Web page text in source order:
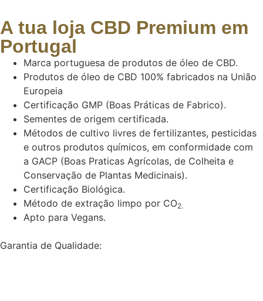
A tua loja CBD Premium em
Portugal
Marca portuguesa de produtos de óleo de CBD.
Produtos de óleo de CBD 100% fabricados na União
Europeia
Certificação GMP (Boas Práticas de Fabrico).
Sementes de origem certificada.
Métodos de cultivo livres de fertilizantes, pesticidas
e outros produtos químicos, em conformidade com
a GACP (Boas Praticas Agrícolas, de Colheita e
Conservação de Plantas Medicinais).
Certificação Biológica.
Método de extração limpo por CO2.
Apto para Vegans.
Garantia de Qualidade: